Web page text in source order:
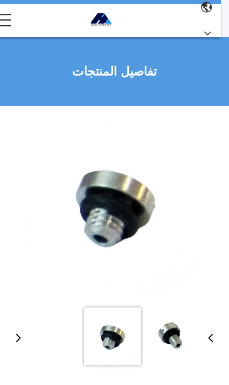
تفاصيل المنتجات